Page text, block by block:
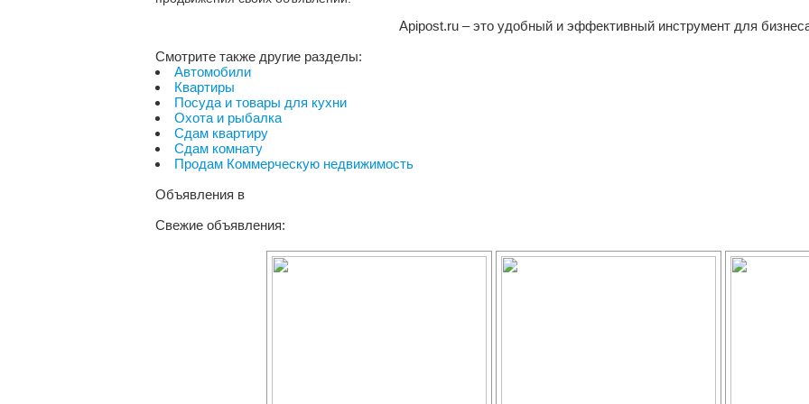
Apipost.ru – это удобный и эффективный инструмент для
Смотрите также другие разделы:
Автомобили
Квартиры
Посуда и товары для кухни
Охота и рыбалка
Сдам квартиру
Сдам комнату
Продам Коммерческую недвижимость
Объявления в
Свежие объявления: